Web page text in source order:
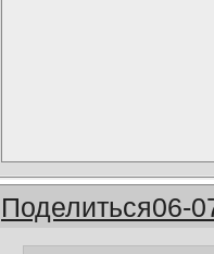
Поделиться06-